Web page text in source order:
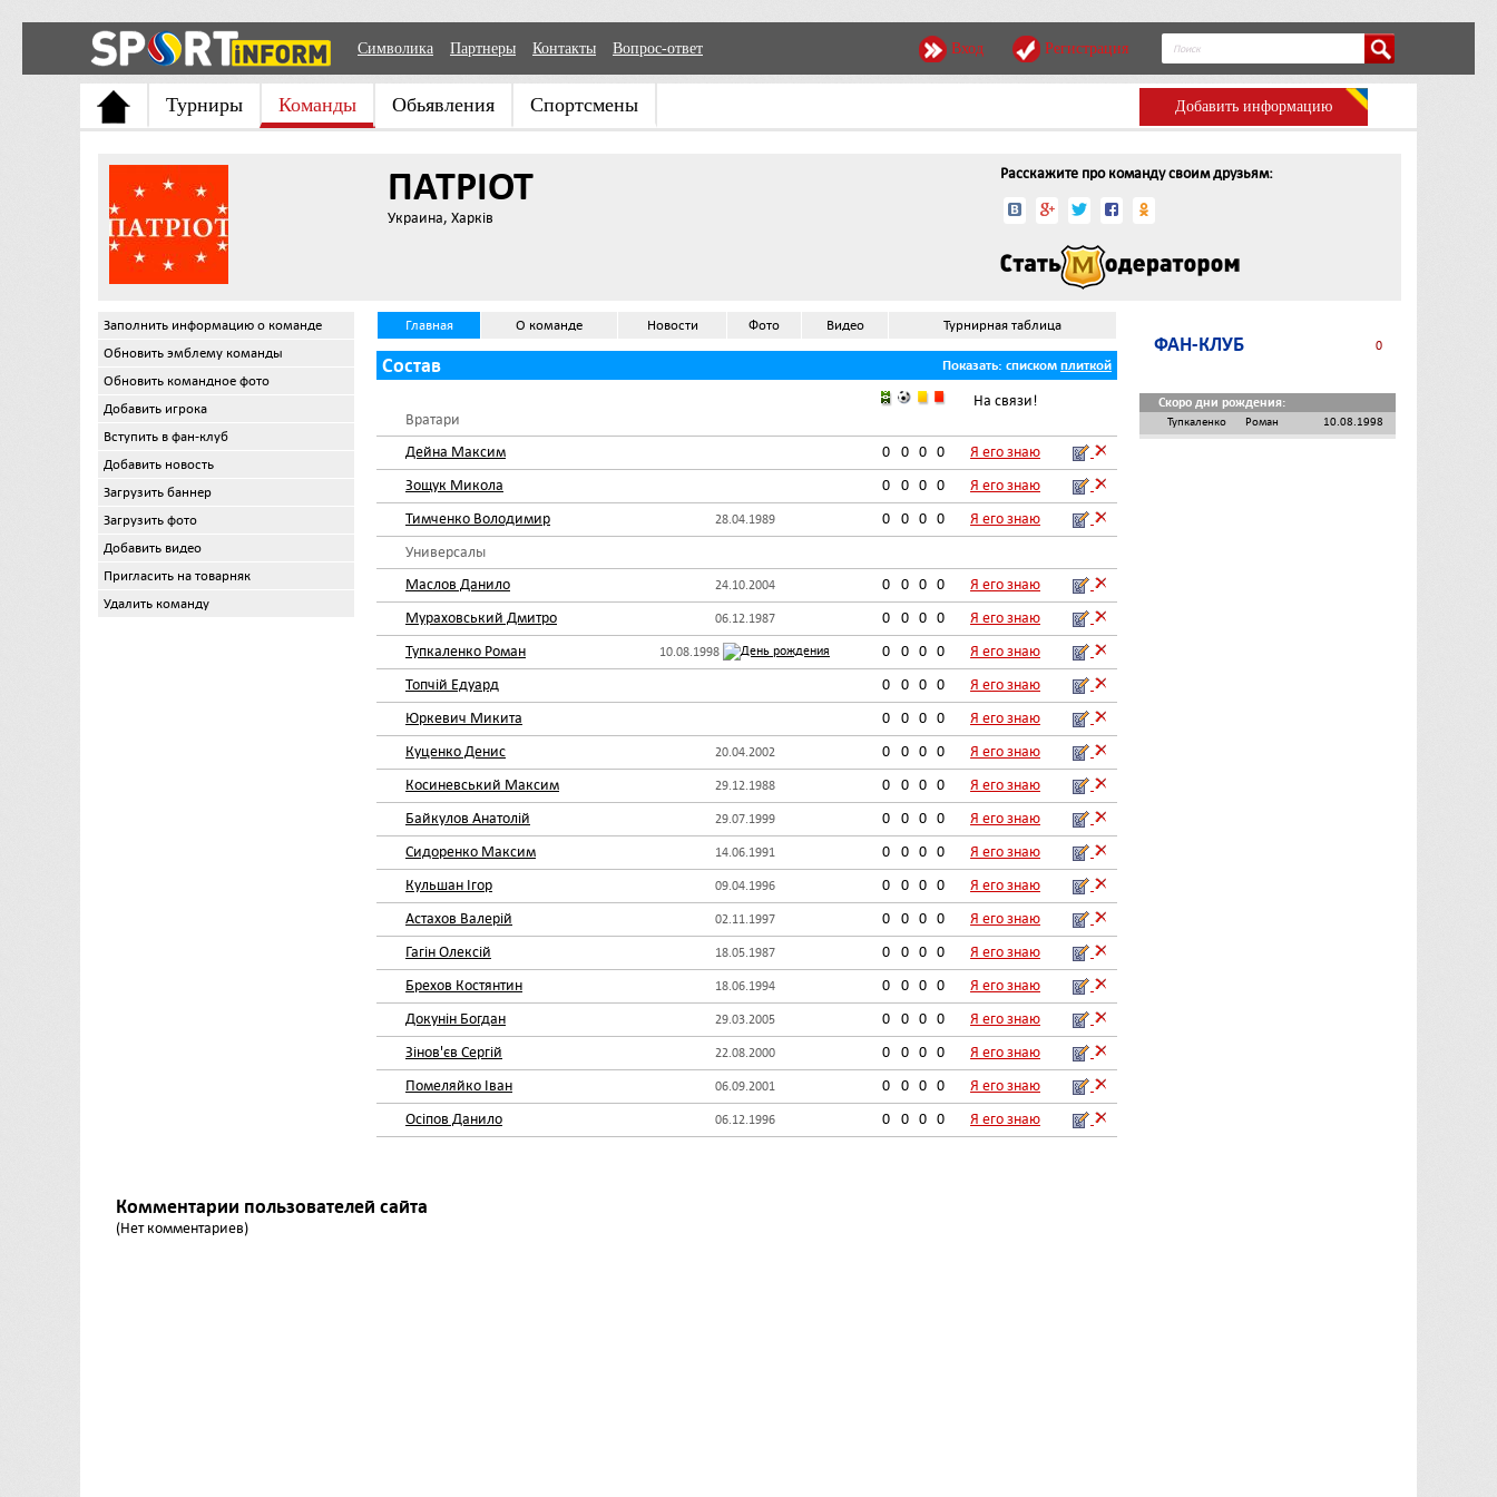
Символика Партнеры Контакты Вопрос-ответ Вход Регистрация
Турниры Команды Обьявления Спортсмены Добавить информацию
ПАТРІОТ
Украина, Харків
Расскажите про команду своим друзьям:
Заполнить информацию о команде
Обновить эмблему команды
Обновить командное фото
Добавить игрока
Вступить в фан-клуб
Добавить новость
Загрузить баннер
Загрузить фото
Добавить видео
Пригласить на товарняк
Удалить команду
Главная О команде Новости Фото Видео Турнирная таблица
Состав Показать: списком плиткой
На связи!
Вратари
Дейна Максим
0 0 0 0
Я его знаю
Зощук Микола
0 0 0 0
Я его знаю
Тимченко Володимир
28.04.1989 0 0 0 0
Я его знаю
Универсалы
Маслов Данило
24.10.2004 0 0 0 0
Я его знаю
Мураховський Дмитро
06.12.1987 0 0 0 0
Я его знаю
Тупкаленко Роман
10.08.1998 0 0 0 0
Я его знаю
Топчій Едуард
0 0 0 0
Я его знаю
Юркевич Микита
0 0 0 0
Я его знаю
Куценко Денис
20.04.2002 0 0 0 0
Я его знаю
Косиневський Максим
29.12.1988 0 0 0 0
Я его знаю
Байкулов Анатолій
29.07.1999 0 0 0 0
Я его знаю
Сидоренко Максим
14.06.1991 0 0 0 0
Я его знаю
Кульшан Ігор
09.04.1996 0 0 0 0
Я его знаю
Астахов Валерій
02.11.1997 0 0 0 0
Я его знаю
Гагін Олексій
18.05.1987 0 0 0 0
Я его знаю
Брехов Костянтин
18.06.1994 0 0 0 0
Я его знаю
Докунін Богдан
29.03.2005 0 0 0 0
Я его знаю
Зінов'єв Сергій
22.08.2000 0 0 0 0
Я его знаю
Помеляйко Іван
06.09.2001 0 0 0 0
Я его знаю
Осіпов Данило
06.12.1996 0 0 0 0 Я его знаю
Комментарии пользователей сайта
(Нет комментариев)
ФАН-КЛУБ 0
Скоро дни рождения:
Тупкаленко Роман 10.08.1998